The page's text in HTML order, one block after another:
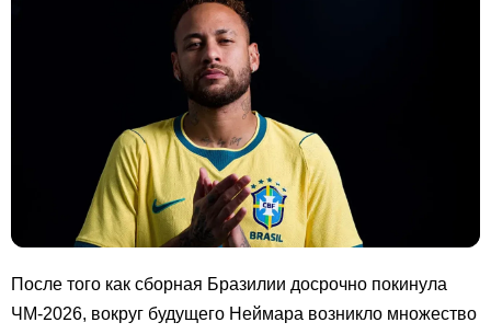
После того как сборная Бразилии досрочно покинула
ЧМ-2026, вокруг будущего Неймара возникло множество